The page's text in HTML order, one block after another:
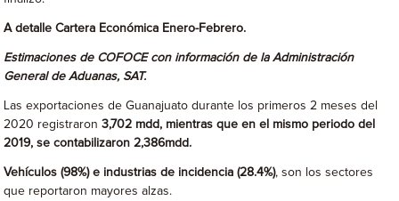
A detalle Cartera Económica Enero-Febrero.
Estimaciones de COFOCE con información de la Administración
General de Aduanas, SAT.
Las exportaciones de Guanajuato durante los primeros 2 meses del
2020 registraron3,702 mdd, mientras que en el mismo periodo del
2019, se contabilizaron 2,386mdd.
Vehículos (98%) e industrias de incidencia (28.4%), son los sectores
que reportaron mayores alzas.